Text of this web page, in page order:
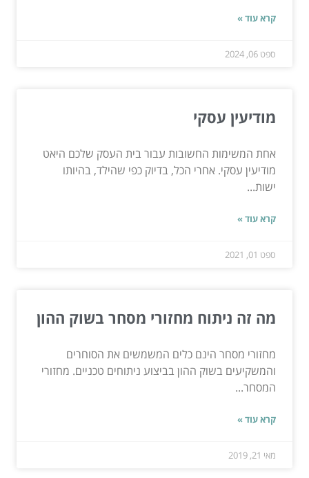
קרא עוד »
ספט 06, 2024
מודיעין עסקי
אחת המשימות החשובות עבור בית העסק שלכם היאט
מודיעין עסקי. אחרי הכל, בדיוק כפי שהילד, בהיותו
ישות...
קרא עוד »
ספט 01, 2021
מה זה ניתוח מחזורי מסחר בשוק ההון
מחזורי מסחר הינם כלים המשמשים את הסוחרים
והמשקיעים בשוק ההון בביצוע ניתוחים טכניים. מחזורי
המסחר...
קרא עוד »
מאי 21, 2019